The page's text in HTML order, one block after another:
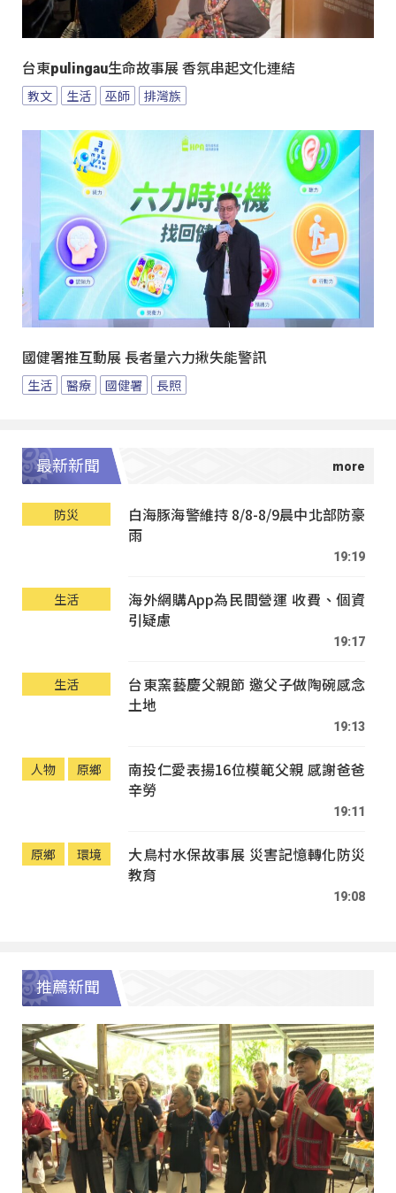
台東pulingau生命故事展 香氛串起文化連結
教文 生活 巫師 排灣族
國健署推互動展 長者量六力揪失能警訊
生活 醫療 國健署 長照
最新新聞
防災
白海豚海警維持 8/8-8/9晨中北部防豪
雨
19:19
生活
海外網購App為民間營運 收費、個資
引疑慮
19:17
生活
台東窯藝慶父親節 邀父子做陶碗感念
土地
19:13
人物 原鄉
南投仁愛表揚16位模範父親 感謝爸爸
辛勞
19:11
原鄉 環境
大鳥村水保故事展 災害記憶轉化防災
教育
19:08
推薦新聞